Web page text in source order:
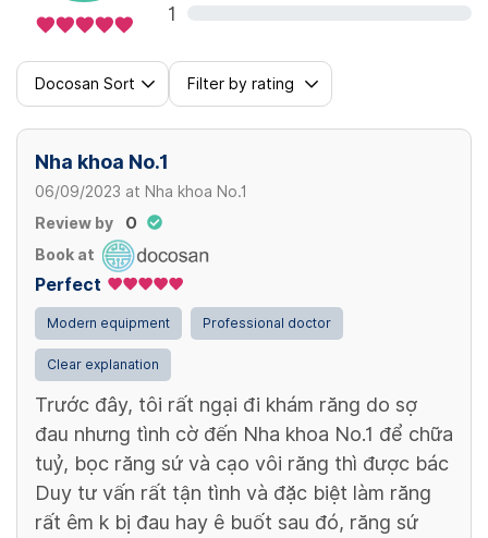
1
Docosan Sort Filter by rating
Nha khoa No.1
06/09/2023 at Nha khoa No.1
Review by
O
Book at
Perfect
Modern equipment Professional doctor
Clear explanation
Trước đây, tôi rất ngại đi khám răng do sợ
đau nhưng tình cờ đến Nha khoa No.1 để chữa
tuỷ, bọc răng sứ và cạo vôi răng thì được bác
Duy tư vấn rất tận tình và đặc biệt làm răng
rất êm k bị đau hay ê buốt sau đó, răng sứ